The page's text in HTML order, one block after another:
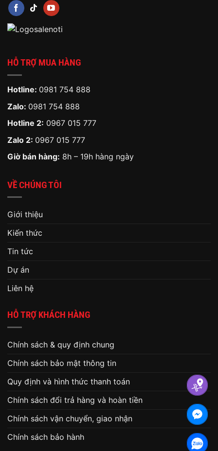
HỖ TRỢ MUA HÀNG
Hotline: 0981 754 888
Zalo: 0981 754 888
Hotline 2: 0967 015 777
Zalo 2: 0967 015 777
Giờ bán hàng: 8h – 19h hàng ngày
VỀ CHÚNG TÔI
Giới thiệu
Kiến thức
Tin tức
Dự án
Liên hệ
HỖ TRỢ KHÁCH HÀNG
Chính sách & quy định chung
Chính sách bảo mật thông tin
Quy định và hình thức thanh toán
Chính sách đổi trả hàng và hoàn tiền
Chính sách vận chuyển, giao nhận
Chính sách bảo hành